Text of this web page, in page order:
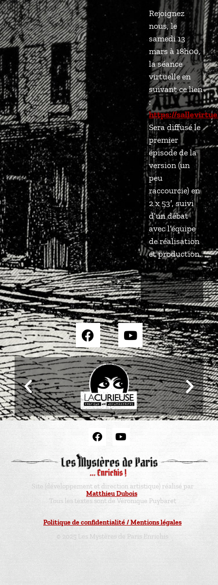
Rejoignez
nous, le
samedi 13
mars à 18h00,
la séance
virtuelle en
suivant ce lien
:
https://
Sera diffusé le
premier
épisode de la
version (un
peu
raccourcie) en
2 x 53′, suivi
d’un débat
avec l’équipe
de réalisation
et production.
Site (développement et direction artistique) réalisé par
Matthieu Dubois
Tous les textes sont de Véronique Puybaret
Politique de confidentialité / Mentions légales
© 2025 Les Mystères de Paris Enrichis